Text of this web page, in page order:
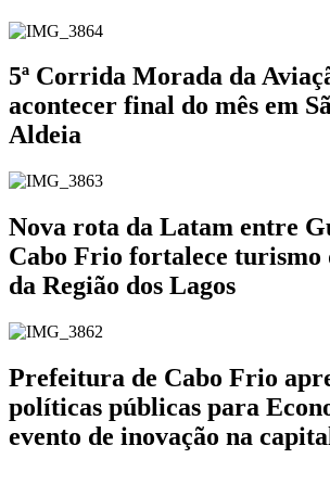
5ª Corrida Morada da
acontecer final do mês em
Aldeia
Nova rota da Latam entre
Cabo Frio fortalece turismo
da Região dos Lagos
Prefeitura de Cabo Frio
políticas públicas para
evento de inovação na